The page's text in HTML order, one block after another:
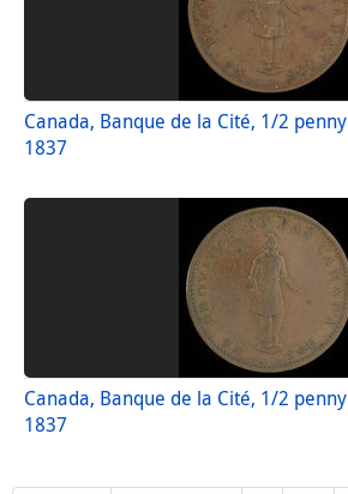
Canada, Banque de la Cité, 1/2 penny
1837
Canada, Banque de la Cité, 1/2 penny
1837